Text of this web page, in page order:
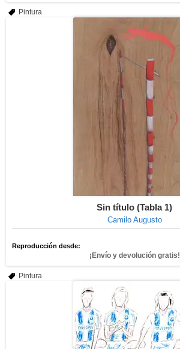
Pintura
Sin título (Tabla 1)
Camilo Augusto
Reproducción desde:
¡Envío y devolución gratis!
Pintura